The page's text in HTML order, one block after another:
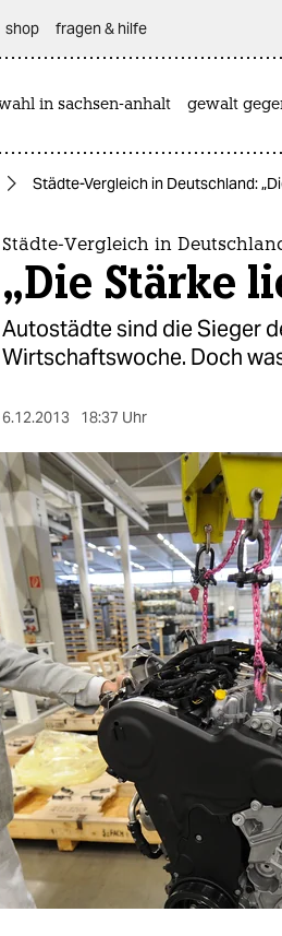
shop fragen & hilfe
in sachsen-anhalt gewalt
Städte-Vergleich in Deutschland:
Städte-Vergleich in
„Die Stärke
Autostädte sind die Sieger
Wirtschaftswoche. Doch
6.12.2013 18:37 Uhr